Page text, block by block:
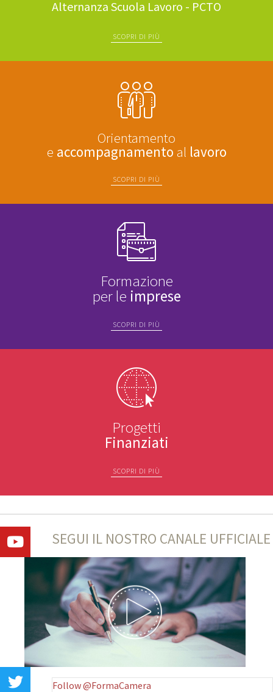
Alternanza Scuola Lavoro - PCTO
SCOPRI DI PIÙ
Orientamento
e accompagnamento al lavoro
SCOPRI DI PIÙ
Formazione
per le imprese
SCOPRI DI PIÙ
Progetti
Finanziati
SCOPRI DI PIÙ
SEGUI IL NOSTRO CANALE UFFICIALE
Follow @FormaCamera